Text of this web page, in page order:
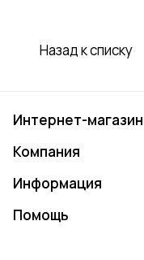
Назад к списку
Интернет-магазин
Компания
Информация
Помощь